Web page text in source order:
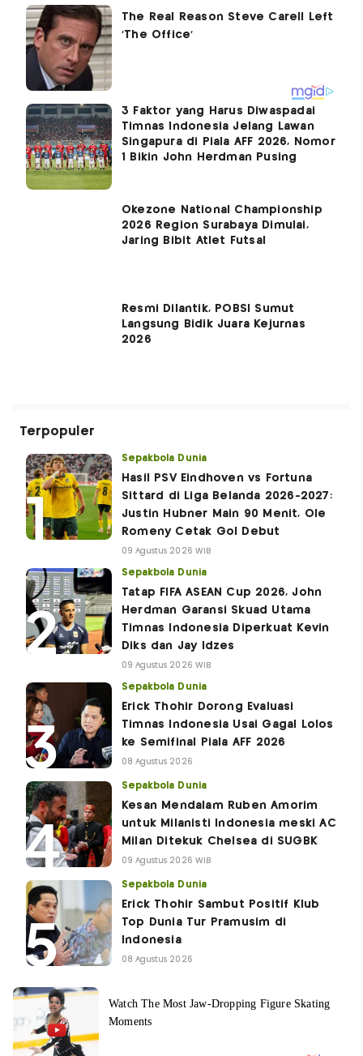
3 Faktor yang Harus Diwaspadai
Timnas Indonesia Jelang Lawan
Singapura di Piala AFF 2026, Nomor
1 Bikin John Herdman Pusing
Okezone National Championship
2026 Region Surabaya Dimulai,
Jaring Bibit Atlet Futsal
Resmi Dilantik, POBSI Sumut
Langsung Bidik Juara Kejurnas
2026
Terpopuler
Sepakbola Dunia
Hasil PSV Eindhoven vs Fortuna
Sittard di Liga Belanda 2026-2027:
Justin Hubner Main 90 Menit, Ole
Romeny Cetak Gol Debut
09 Agustus 2026 WIB
Sepakbola Dunia
Tatap FIFA ASEAN Cup 2026, John
Herdman Garansi Skuad Utama
Timnas Indonesia Diperkuat Kevin
Diks dan Jay Idzes
09 Agustus 2026 WIB
Sepakbola Dunia
Erick Thohir Dorong Evaluasi
Timnas Indonesia Usai Gagal Lolos
ke Semifinal Piala AFF 2026
08 Agustus 2026
Sepakbola Dunia
Kesan Mendalam Ruben Amorim
untuk Milanisti Indonesia meski AC
Milan Ditekuk Chelsea di SUGBK
09 Agustus 2026 WIB
Sepakbola Dunia
Erick Thohir Sambut Positif Klub
Top Dunia Tur Pramusim di
Indonesia
08 Agustus 2026